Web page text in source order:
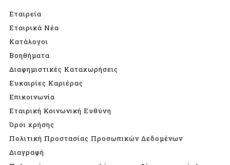
Εταιρεία
Εταιρικά Νέα
Κατάλογοι
Βοηθήματα
Διαφημιστικές Καταχωρήσεις
Ευκαιρίες Καριέρας
Επικοινωνία
Εταιρική Κοινωνική Ευθύνη
Όροι χρήσης
Πολιτική Προστασίας Προσωπικών Δεδομένων
Διαγραφή